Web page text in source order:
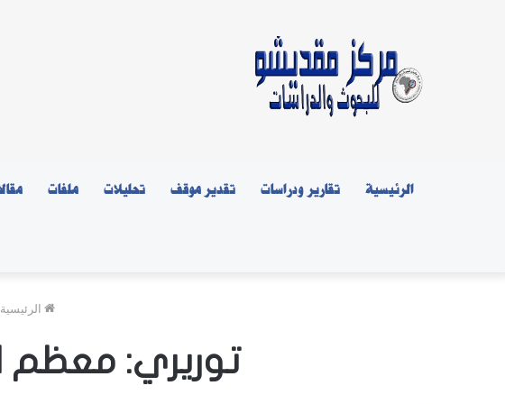
الرئيسية تقارير ودراسات تقدير موقف تحليلات ملفات
الرئيسية
توريري: معظم